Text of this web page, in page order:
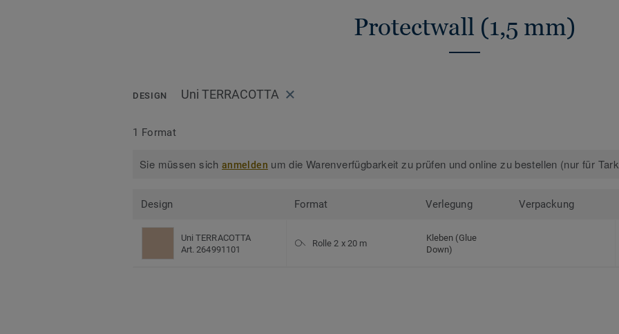
Protectwall (1,5 mm)
DESIGN Uni TERRACOTTA
1 Format
Sie müssen sichanmelden um die Warenverfügbarkeit zu prüfen und online zu bestellen (nur für
Design Format Verlegung Verpackung
Uni TERRACOTTA
Art. 264991101
Rolle 2 x 20 m
Kleben (Glue
Down)